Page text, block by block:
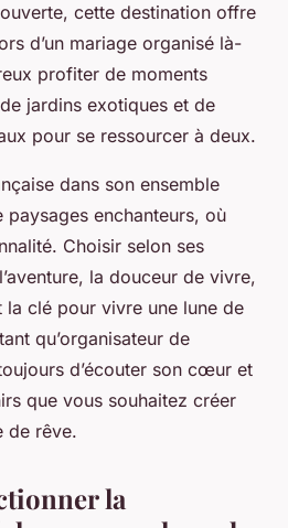
cette destination offre
d’un mariage organisé là-
profiter de moments
jardins exotiques et de
pour se ressourcer à deux.
dans son ensemble
enchanteurs, où
Choisir selon ses
la douceur de vivre,
la clé pour vivre une lune de
qu’organisateur de
d’écouter son cœur et
que vous souhaitez créer
de rêve.
la